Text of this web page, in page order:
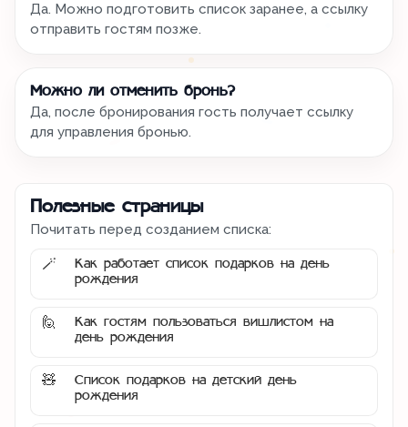
Да. Можно подготовить список заранее, а ссылку
отправить гостям позже.
Можно ли отменить бронь?
Да, после бронирования гость получает ссылку
для управления бронью.
Полезные страницы
Почитать перед созданием списка:
🪄
Как работает список подарков на день
рождения
🙋
Как гостям пользоваться вишлистом на
день рождения
🧸
Список подарков на детский день
рождения